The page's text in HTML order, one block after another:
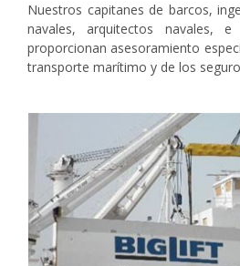
Nuestros capitanes de barcos,
navales, arquitectos navales,
proporcionan asesoramiento
transporte marítimo y de los